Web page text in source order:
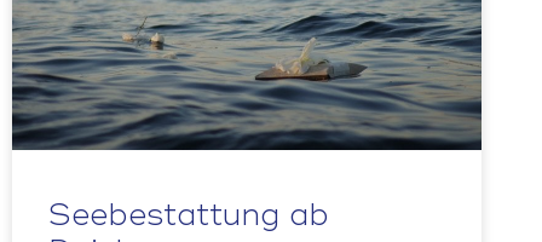
Seebestattung ab